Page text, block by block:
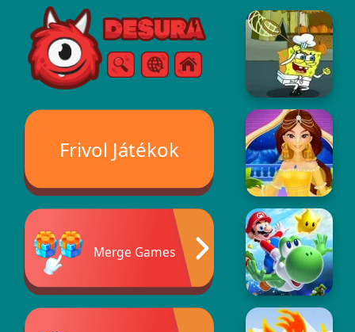
Free Online Games
KeresésMenü
Frivol Játékok
Merge Games